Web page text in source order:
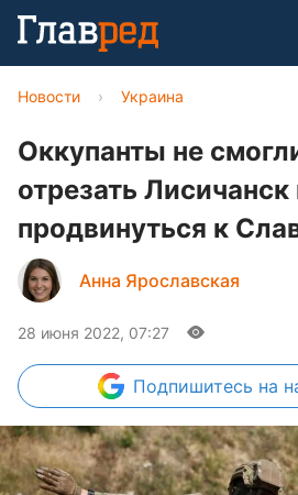
Новости › Украина
Оккупанты не
отрезать Лисичанск
продвинуться к
Анна Ярославская
28 июня 2022, 07:27
Подпишитесь на